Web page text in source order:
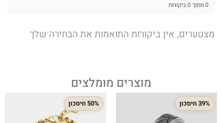
0 מתוך 0 ביקורות
מצטערים, אין ביקורות התואמות את הבחירה שלך
מוצרים מומלצים
39% חיסכון 50% חיסכון